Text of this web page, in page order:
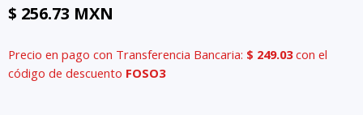
$ 256.73 MXN
Precio en pago con Transferencia Bancaria: $ 249.03con el
código de descuento FOSO3